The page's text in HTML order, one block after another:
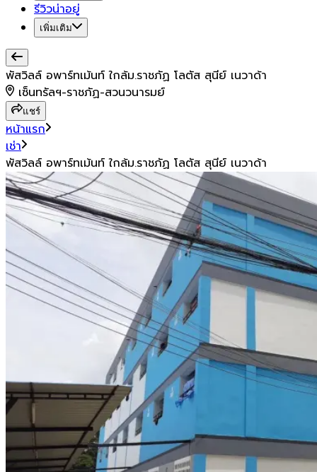
รีวิวน่าอยู่
เพิ่มเติม
พัสวิลล์ อพาร์ทเม้นท์ ใกล้ม.ราชภัฏ โลตัส สุนีย์ เนวาด้า
เซ็นทรัลฯ-ราชภัฏ-สวนวนารมย์
แชร์
หน้าแรก
เช่า
พัสวิลล์ อพาร์ทเม้นท์ ใกล้ม.ราชภัฏ โลตัส สุนีย์ เนวาด้า